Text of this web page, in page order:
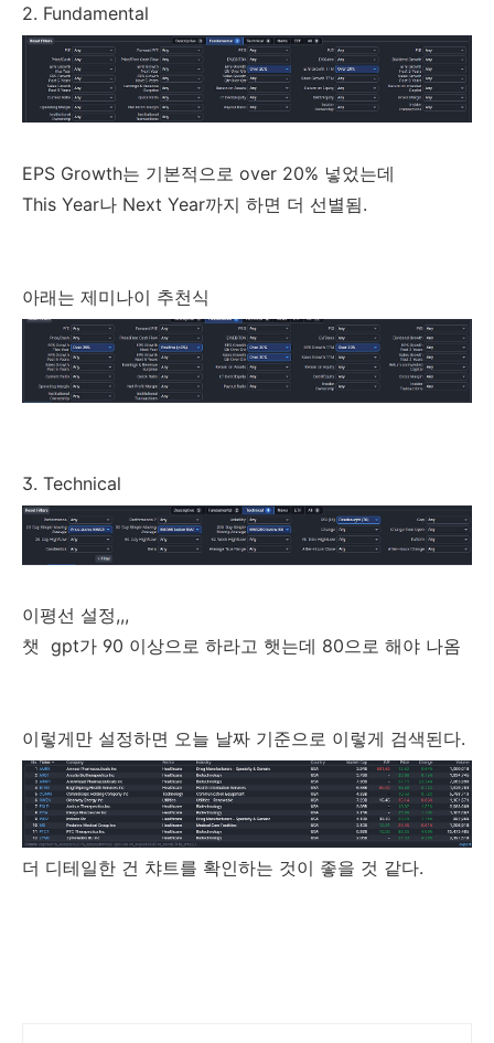
2. Fundamental
EPS Growth는 기본적으로 over 20% 넣었는데
This Year나 Next Year까지 하면 더 선별됨.
아래는 제미나이 추천식
3. Technical
이평선 설정,,,
챗 gpt가 90 이상으로 하라고 햇는데 80으로 해야 나옴
이렇게만 설정하면 오늘 날짜 기준으로 이렇게 검색된다.
더 디테일한 건 챠트를 확인하는 것이 좋을 것 같다.